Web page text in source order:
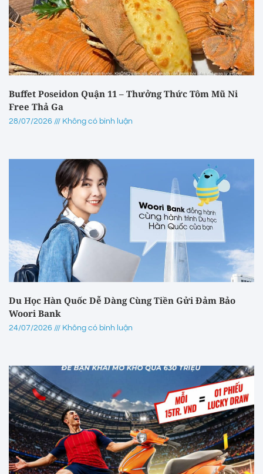
Buffet Poseidon Quận 11 – Thưởng Thức Tôm Mũ Ni
Free Thả Ga
28/07/2026 Không có bình luận
Du Học Hàn Quốc Dễ Dàng Cùng Tiền Gửi Đảm Bảo
Woori Bank
24/07/2026 Không có bình luận